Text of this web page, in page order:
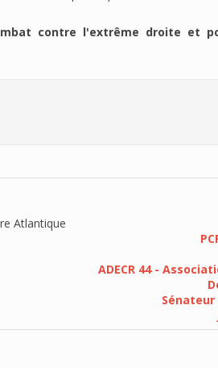
contre l'extrême droite et
Atlantique
ADECR 44 -